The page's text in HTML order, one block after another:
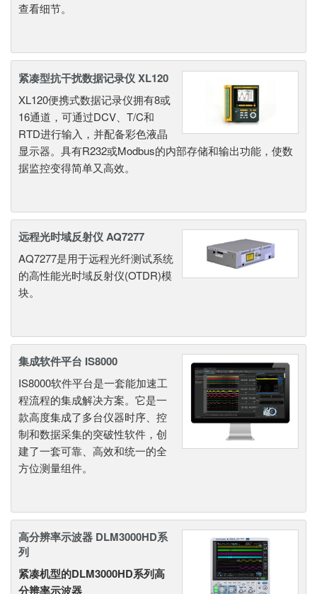
查看细节。
紧凑型抗干扰数据记录仪 XL120
XL120便携式数据记录仪拥有8或
16通道，可通过DCV、T/C和
RTD进行输入，并配备彩色液晶
显示器。具有R232或Modbus的内部存储和输出功能，使数
据监控变得简单又高效。
远程光时域反射仪 AQ7277
AQ7277是用于远程光纤测试系统
的高性能光时域反射仪(OTDR)模
块。
集成软件平台 IS8000
IS8000软件平台是一套能加速工
程流程的集成解决方案。它是一
款高度集成了多台仪器时序、控
制和数据采集的突破性软件，创
建了一套可靠、高效和统一的全
方位测量组件。
高分辨率示波器 DLM3000HD系
列
紧凑机型的DLM3000HD系列高
分辨率示波器